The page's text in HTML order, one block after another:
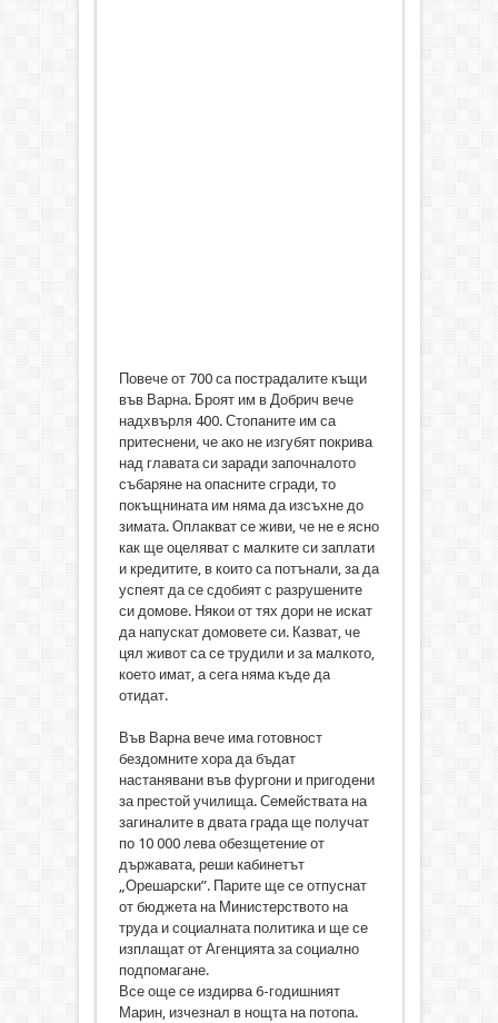
Повече от 700 са пострадалите къщи
във Варна. Броят им в Добрич вече
надхвърля 400. Стопаните им са
притеснени, че ако не изгубят покрива
над главата си заради започналото
събаряне на опасните сгради, то
покъщнината им няма да изсъхне до
зимата. Оплакват се живи, че не е ясно
как ще оцеляват с малките си заплати
и кредитите, в които са потънали, за да
успеят да се сдобият с разрушените
си домове. Някои от тях дори не искат
да напускат домовете си. Казват, че
цял живот са се трудили и за малкото,
което имат, а сега няма къде да
отидат.
Във Варна вече има готовност
бездомните хора да бъдат
настанявани във фургони и пригодени
за престой училища. Семействата на
загиналите в двата града ще получат
по 10 000 лева обезщетение от
държавата, реши кабинетът
„Орешарски”. Парите ще се отпуснат
от бюджета на Министерството на
труда и социалната политика и ще се
изплащат от Агенцията за социално
подпомагане.
Все още се издирва 6-годишният
Марин, изчезнал в нощта на потопа.